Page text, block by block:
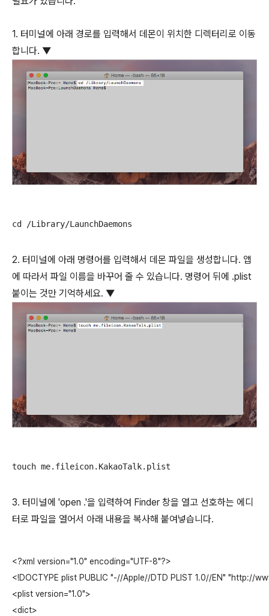
1. 터미널에 아래 경로를 입력해서 데몬이 위치한 디렉터리로 이동
합니다. ▼
cd /Library/LaunchDaemons
2. 터미널에 아래 명령어를 입력해서 데몬 파일을 생성합니다. 앱
에 따라서 파일 이름을 바꾸어 줄 수 있습니다. 명령어 뒤에 .plist
붙이는 것만 기억하세요. ▼
touch me.fileicon.KakaoTalk.plist
3. 터미널에 'open .'을 입력하여 Finder 창을 열고 선호하는 에디
터로 파일을 열어서 아래 내용을 복사해 붙여넣습니다.
<?xml version="1.0" encoding="UTF-8"?>
<!DOCTYPE plist PUBLIC "-//Apple//DTD PLIST 1.0//EN" "http://
<plist version="1.0">
<dict>